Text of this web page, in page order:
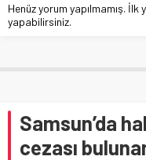
Henüz yorum yapılmamış. İlk
yapabilirsiniz.
Samsun’da
cezası